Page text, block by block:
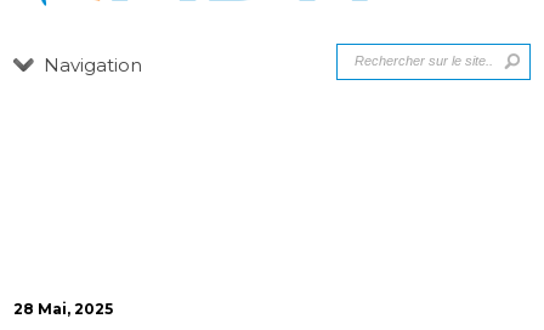
Navigation
28 Mai, 2025